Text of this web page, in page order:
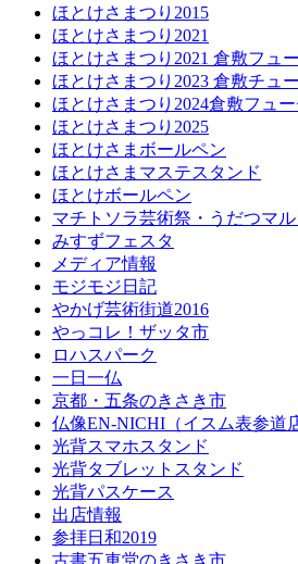
ほとけさまつり2015
ほとけさまつり2021
ほとけさまつり2021 倉敷フュ
ほとけさまつり2023 倉敷チュ
ほとけさまつり2024倉敷フュ
ほとけさまつり2025
ほとけさまボールペン
ほとけさまマステスタンド
ほとけボールペン
マチトソラ芸術祭・うだつマル
みすずフェスタ
メディア情報
モジモジ日記
やかげ芸術街道2016
やっコレ！ザッタ市
ロハスパーク
一日一仏
京都・五条のきさき市
仏像EN-NICHI（イスム表参道
光背スマホスタンド
光背タブレットスタンド
光背パスケース
出店情報
参拝日和2019
古書五車堂のきさき市